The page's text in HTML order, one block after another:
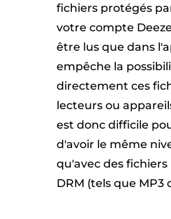
fichiers protégés
votre compte
être lus que dans
empêche la
directement ces
lecteurs ou
est donc difficile
d'avoir le même
qu'avec des
DRM (tels que MP3